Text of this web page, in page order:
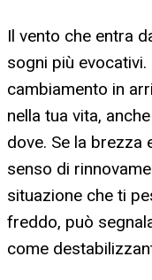
Il vento che entra
sogni più
cambiamento in
nella tua vita,
dove. Se la brezza
senso di
situazione che ti
freddo, può
come